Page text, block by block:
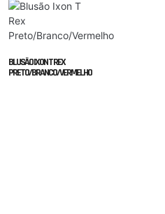
BLUSÃO IXON T REX
PRETO/BRANCO/VERMELHO